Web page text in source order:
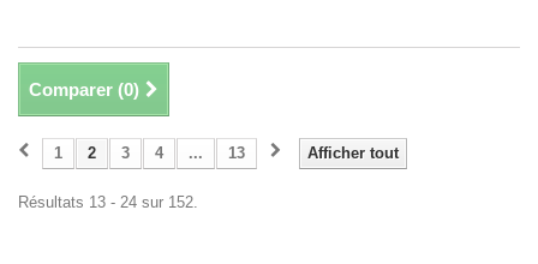
Comparer (0)
Afficher tout
1 2 3 4 ... 13
Résultats 13 - 24 sur 152.